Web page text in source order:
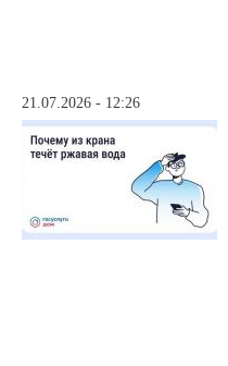
21.07.2026 - 12:26